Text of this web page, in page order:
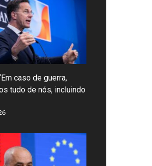
caso de guerra,
tudo de nós, incluindo